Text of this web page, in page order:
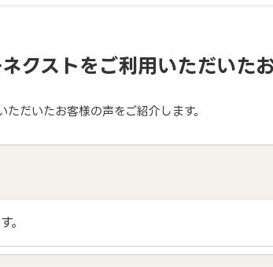
クストをご利用いただいた
だいたお客様の声をご紹介します。
。